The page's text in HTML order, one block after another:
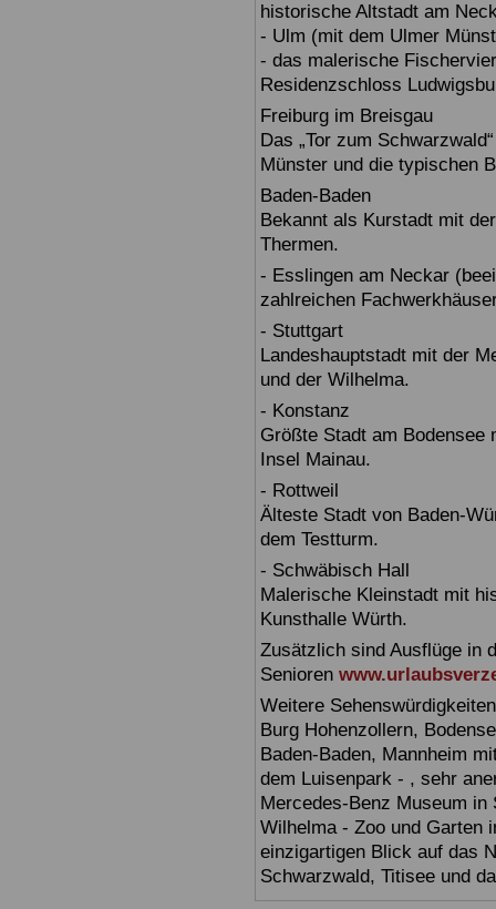
historische Altstadt am
- Ulm (mit dem Ulmer
- das malerische
Residenzschloss
Freiburg im Breisgau
Das „Tor zum
Münster und die typischen
Baden-Baden
Bekannt als Kurstadt mit
Thermen.
- Esslingen am Neckar
zahlreichen
- Stuttgart
Landeshauptstadt mit der
und der Wilhelma.
- Konstanz
Größte Stadt am Bodensee
Insel Mainau.
- Rottweil
Älteste Stadt von Baden-
dem Testturm.
- Schwäbisch Hall
Malerische Kleinstadt mit
Kunsthalle Würth.
Zusätzlich sind Ausflüge in
Senioren
Weitere
Burg Hohenzollern,
Baden-Baden, Mannheim
dem Luisenpark - , sehr
Mercedes-Benz Museum
Wilhelma - Zoo und Garten
einzigartigen Blick auf das
Schwarzwald, Titisee und